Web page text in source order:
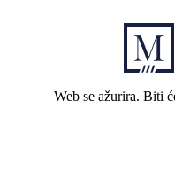
Web se ažurira. Biti